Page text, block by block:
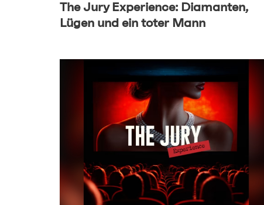
The Jury Experience: Diamanten,
Lügen und ein toter Mann